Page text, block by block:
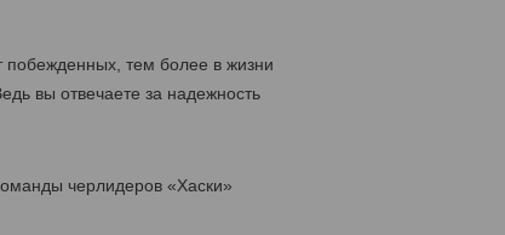
побежденных, тем более в жизни
вы отвечаете за надежность
черлидеров «Хаски»